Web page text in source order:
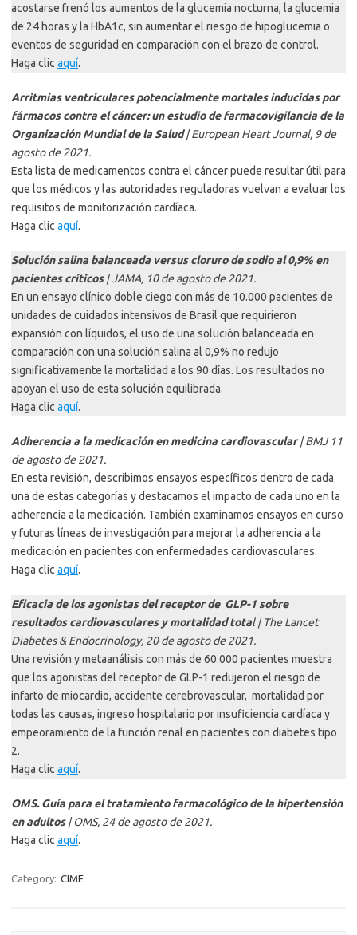
acostarse frenó los aumentos de la glucemia nocturna, la glucemia
de 24 horas y la HbA1c, sin aumentar el riesgo de hipoglucemia o
eventos de seguridad en comparación con el brazo de control.
Haga clic aquí.
Arritmias ventriculares potencialmente mortales inducidas por
fármacos contra el cáncer: un estudio de farmacovigilancia de la
Organización Mundial de la Salud| European Heart Journal, 9 de
agosto de 2021.
Esta lista de medicamentos contra el cáncer puede resultar útil para
que los médicos y las autoridades reguladoras vuelvan a evaluar los
requisitos de monitorización cardíaca.
Haga clicaquí.
Solución salina balanceada versus cloruro de sodio al 0,9% en
pacientes críticos| JAMA, 10 de agosto de 2021.
En un ensayo clínico doble ciego con más de 10.000 pacientes de
unidades de cuidados intensivos de Brasil que requirieron
expansión con líquidos, el uso de una solución balanceada en
comparación con una solución salina al 0,9% no redujo
significativamente la mortalidad a los 90 días. Los resultados no
apoyan el uso de esta solución equilibrada.
Haga clic aquí.
Adherencia a la medicación en medicina cardiovascular| BMJ 11
de agosto de 2021.
En esta revisión, describimos ensayos específicos dentro de cada
una de estas categorías y destacamos el impacto de cada uno en la
adherencia a la medicación. También examinamos ensayos en curso
y futuras líneas de investigación para mejorar la adherencia a la
medicación en pacientes con enfermedades cardiovasculares.
Haga clicaquí.
Eficacia de los agonistas del receptor de GLP-1 sobre
resultados cardiovasculares y mortalidad total | The Lancet
Diabetes & Endocrinology, 20 de agosto de 2021.
Una revisión y metaanálisis con más de 60.000 pacientes muestra
que los agonistas del receptor de GLP-1 redujeron el riesgo de
infarto de miocardio, accidente cerebrovascular, mortalidad por
todas las causas, ingreso hospitalario por insuficiencia cardíaca y
empeoramiento de la función renal en pacientes con diabetes tipo
2.
Haga clic aquí.
OMS. Guía para el tratamiento farmacológico de la hipertensión
en adultos| OMS, 24 de agosto de 2021.
Haga clicaquí.
Category: CIME